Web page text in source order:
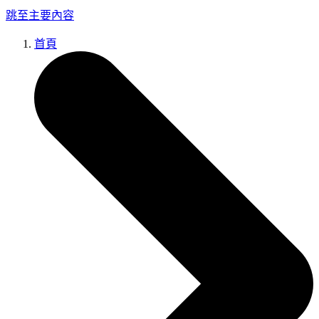
跳至主要內容
首頁